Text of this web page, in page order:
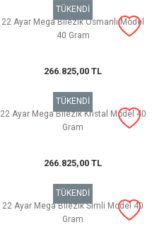
TÜKENDİ
22 Ayar Mega Bilezik Osmanlı Model
40 Gram
266.825,00 TL
TÜKENDİ
22 Ayar Mega Bilezik Kristal Model 40
Gram
266.825,00 TL
TÜKENDİ
22 Ayar Mega Bilezik Simli Model 40
Gram